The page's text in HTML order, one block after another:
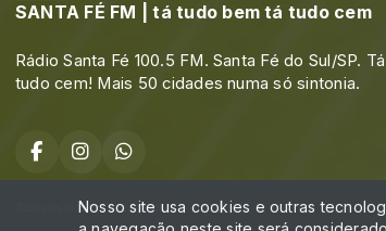
SANTA FÉ FM | tá tudo bem tá tudo cem
Rádio Santa Fé 100.5 FM. Santa Fé do Sul/SP.
tudo cem! Mais 50 cidades numa só sintonia.
Todos os direitos reservados.
Nosso site usa cookies e outras